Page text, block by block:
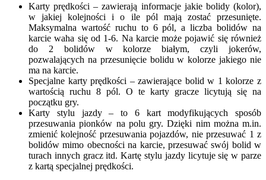
Karty prędkości – zawierają informacje jakie bolidy (kolor),
w jakiej kolejności i o ile pól mają zostać przesunięte.
Maksymalna wartość ruchu to 6 pól, a liczba bolidów na
karcie waha się od 1-6. Na karcie może pojawić się również
do 2 bolidów w kolorze białym, czyli jokerów,
pozwalających na przesunięcie bolidu w kolorze jakiego nie
ma na karcie.
Specjalne karty prędkości – zawierające bolid w 1 kolorze z
wartością ruchu 8 pól. O te karty gracze licytują się na
początku gry.
Karty stylu jazdy – to 6 kart modyfikujących sposób
przesuwania pionków na polu gry. Dzięki nim można m.in.
zmienić kolejność przesuwania pojazdów, nie przesuwać 1 z
bolidów mimo obecności na karcie, przesuwać swój bolid w
turach innych gracz itd. Kartę stylu jazdy licytuje się w parze
z kartą specjalnej prędkości.